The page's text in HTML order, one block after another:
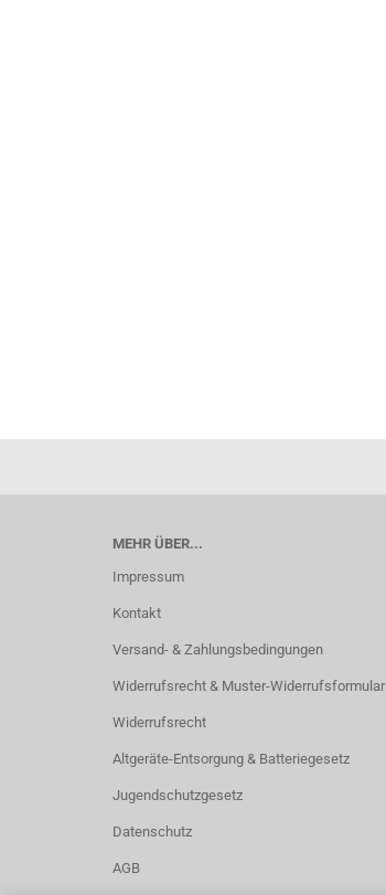
MEHR ÜBER...
Impressum
Kontakt
Versand- & Zahlungsbedingungen
Widerrufsrecht & Muster-Widerrufsformular
Widerrufsrecht
Altgeräte-Entsorgung & Batteriegesetz
Jugendschutzgesetz
Datenschutz
AGB